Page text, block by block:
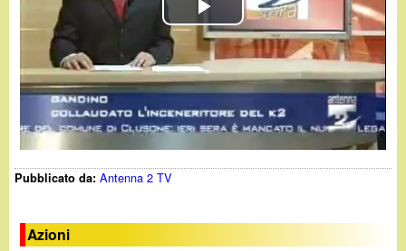
n
o
.
c
a
P
l
a
y
i
Pubblicato da:Antenna 2 TV
Azioni